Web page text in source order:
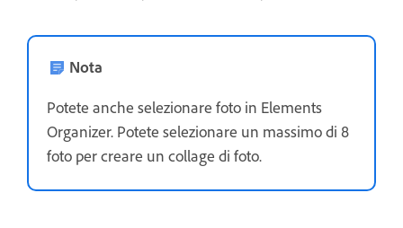
Nota
Potete anche selezionare foto in Elements
Organizer. Potete selezionare un massimo di 8
foto per creare un collage di foto.